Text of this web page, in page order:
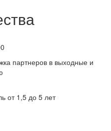
партнеров в выходные и
от 1,5 до 5 лет